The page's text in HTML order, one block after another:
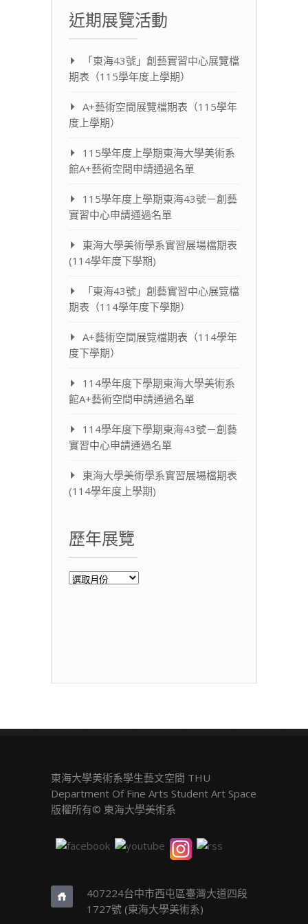
近期展覽活動
「東海43號」創藝實習中心展覽檔
期表（115學年度上學期）
A+藝術空間展覽檔期表（115學年
度上學期）
115學年度上學期東海大學美術系
館A+藝術空間申請通過名單
115學年度上學期東海43號－創藝
實習中心申請通過名單
東海大學美術學系實習展場檔期表
(114學年度下學期)
「東海43號」創藝實習中心展覽檔
期表（114學年度下學期）
A+藝術空間展覽檔期表（114學年
度下學期）
114學年度下學期東海大學美術系
館A+藝術空間申請通過名單
114學年度下學期東海43號－創藝
實習中心申請通過名單
東海大學美術學系實習展場檔期表
(114學年度上學期)
歷年展覽
歷
東海大學美術系學生藝文空間 THU
Department Of Fine Arts Student Art Space
版權所有© 東海大學美術系
407224台中市西屯區臺灣大道四段
1727號 (東海大學美術系)